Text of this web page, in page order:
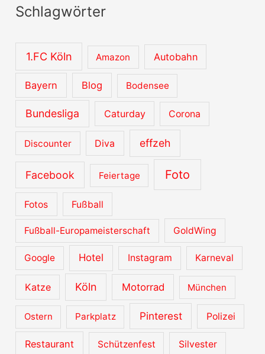
Schlagwörter
1.FC Köln Amazon Autobahn
Bayern Blog Bodensee
Bundesliga Caturday Corona
Discounter Diva effzeh
Facebook Feiertage Foto
Fotos Fußball
Fußball-Europameisterschaft GoldWing
Google Hotel Instagram Karneval
Katze Köln Motorrad München
Ostern Parkplatz Pinterest Polizei
Restaurant Schützenfest Silvester